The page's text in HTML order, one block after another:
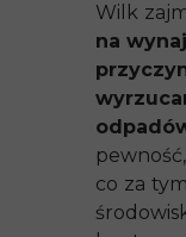
Wilk
na
co za